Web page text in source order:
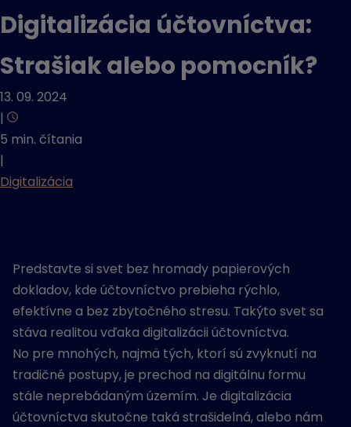
Digitalizácia účtovníctva:
Strašiak alebo pomocník?
13. 09. 2024
|
5 min. čítania
|
Digitalizácia
Predstavte si svet bez hromady papierových
dokladov, kde účtovníctvo prebieha rýchlo,
efektívne a bez zbytočného stresu. Takýto svet sa
stáva realitou vďaka digitalizácii účtovníctva.
No pre mnohých, najmä tých, ktorí sú zvyknutí na
tradičné postupy, je prechod na digitálnu formu
stále neprebádaným územím. Je digitalizácia
účtovníctva skutočne taká strašidelná, alebo nám